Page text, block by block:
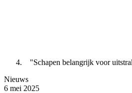
"Schapen belangrijk voor
Nieuws
6 mei 2025